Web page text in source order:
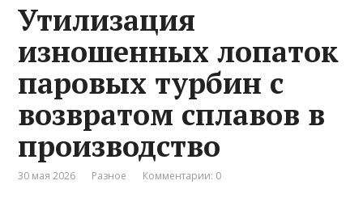
Утилизация
изношенных лопаток
паровых турбин с
возвратом сплавов в
производство
30 мая 2026 Разное Комментарии: 0